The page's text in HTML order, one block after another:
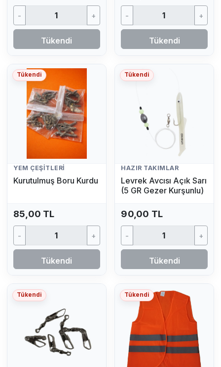
- +
Tükendi
- +
Tükendi
Tükendi
YEM ÇEŞITLERI
Kurutulmuş Boru Kurdu
85,00 TL
- +
Tükendi
Tükendi
HAZIR TAKIMLAR
Levrek Avcısı Açık Sarı
(5 GR Gezer Kurşunlu)
90,00 TL
- +
Tükendi
Tükendi Tükendi